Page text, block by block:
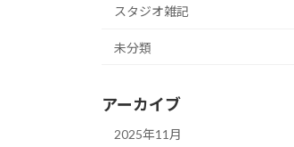
スタジオ雑記
未分類
アーカイブ
2025年11月